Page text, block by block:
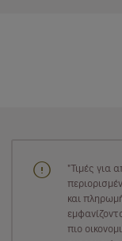
"Τιμές για
και
πιο